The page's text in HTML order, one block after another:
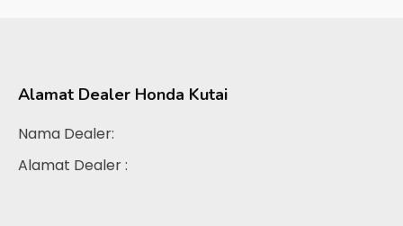
Alamat Dealer Honda Kutai
Nama Dealer:
Alamat Dealer :